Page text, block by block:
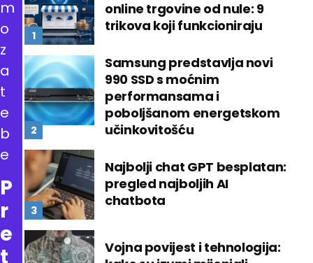
online trgovine od nule: 9
trikova koji funkcioniraju
Samsung predstavlja novi
990 SSD s moćnim
performansama i
poboljšanom energetskom
učinkovitošću
Najbolji chat GPT besplatan:
pregled najboljih AI
chatbota
Vojna povijest i tehnologija:
m
o
z
a
t
e
b
e
P
r
e
t